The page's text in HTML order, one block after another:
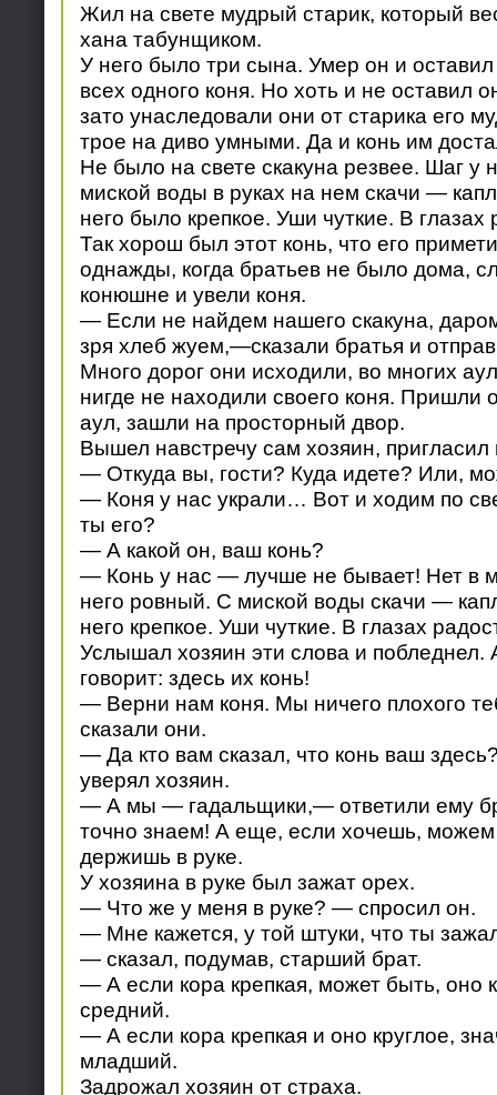
Жил на свете мудрый старик, который
хана табунщиком.
У него было три сына. Умер он и
всех одного коня. Но хоть и не оставил
зато унаследовали они от старика его
трое на диво умными. Да и конь им
Не было на свете скакуна резвее. Шаг у
миской воды в руках на нем скачи —
него было крепкое. Уши чуткие. В
Так хорош был этот конь, что его
однажды, когда братьев не было дома,
конюшне и увели коня.
— Если не найдем нашего скакуна,
зря хлеб жуем,—сказали братья и
Много дорог они исходили, во многих
нигде не находили своего коня.
аул, зашли на просторный двор.
Вышел навстречу сам хозяин, пригласил
— Откуда вы, гости? Куда идете? Или,
— Коня у нас украли… Вот и ходим по
ты его?
— А какой он, ваш конь?
— Конь у нас — лучше не бывает! Нет в
него ровный. С миской воды скачи —
него крепкое. Уши чуткие. В глазах
Услышал хозяин эти слова и побледнел.
говорит: здесь их конь!
— Верни нам коня. Мы ничего плохого
сказали они.
— Да кто вам сказал, что конь ваш
уверял хозяин.
— А мы — гадальщики,— ответили ему
точно знаем! А еще, если хочешь, можем
держишь в руке.
У хозяина в руке был зажат орех.
— Что же у меня в руке? — спросил он.
— Мне кажется, у той штуки, что ты
— сказал, подумав, старший брат.
— А если кора крепкая, может быть, оно
средний.
— А если кора крепкая и оно круглое,
младший.
Задрожал хозяин от страха.